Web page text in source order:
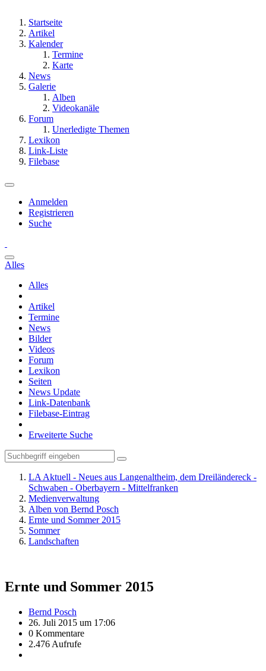
Startseite
Artikel
Kalender
Termine
Karte
News
Galerie
Alben
Videokanäle
Forum
Unerledigte Themen
Lexikon
Link-Liste
Filebase
Anmelden
Registrieren
Suche
Alles
Alles
Artikel
Termine
News
Bilder
Videos
Forum
Lexikon
Seiten
News Update
Link-Datenbank
Filebase-Eintrag
Erweiterte Suche
LA Aktuell - Neues aus Langenaltheim, dem Dreiländereck -
Schwaben - Oberbayern - Mittelfranken
Medienverwaltung
Alben von Bernd Posch
Ernte und Sommer 2015
Sommer
Landschaften
Ernte und Sommer 2015
Bernd Posch
26. Juli 2015 um 17:06
0 Kommentare
2.476 Aufrufe